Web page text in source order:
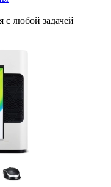
с любой задачей